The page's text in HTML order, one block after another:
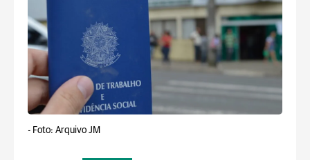
- Foto: Arquivo JM